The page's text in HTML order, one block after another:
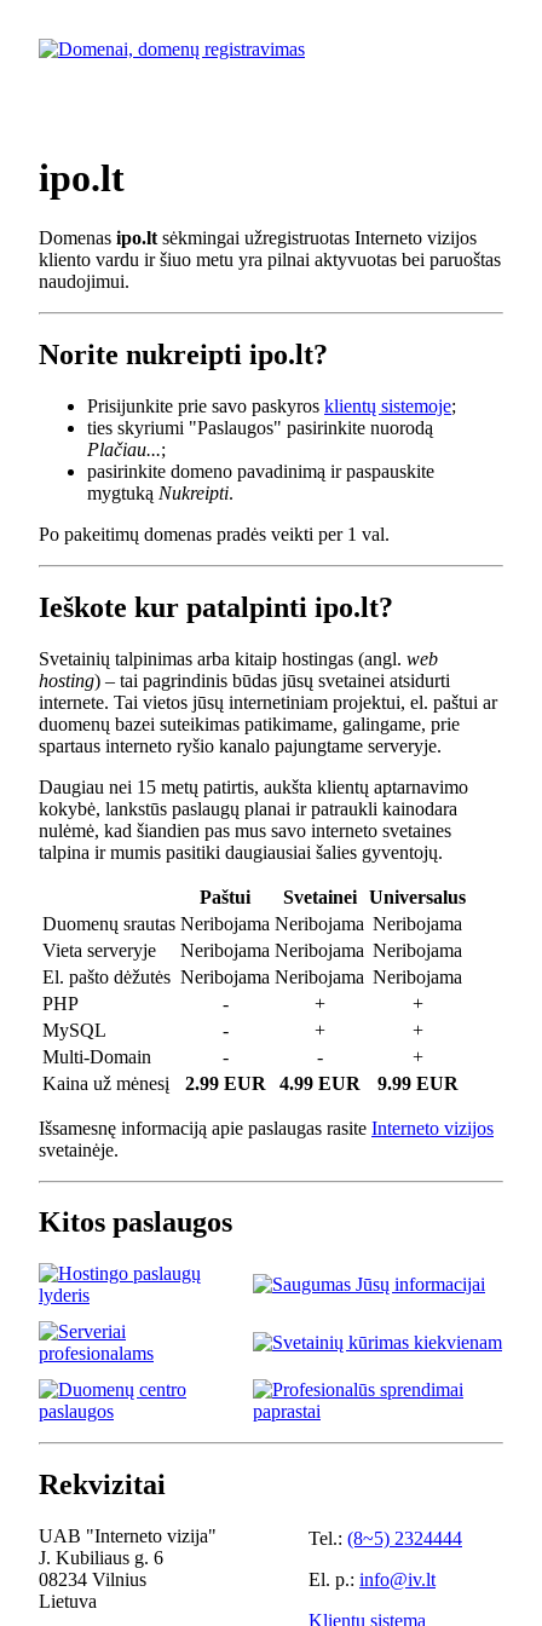
ipo.lt
Domenas ipo.lt sėkmingai užregistruotas Interneto vizijos
kliento vardu ir šiuo metu yra pilnai aktyvuotas bei paruoštas
naudojimui.
Norite nukreipti ipo.lt?
Prisijunkite prie savo paskyros klientų sistemoje;
ties skyriumi "Paslaugos" pasirinkite nuorodą
Plačiau...;
pasirinkite domeno pavadinimą ir paspauskite
mygtuką Nukreipti.
Po pakeitimų domenas pradės veikti per 1 val.
Ieškote kur patalpinti ipo.lt?
Svetainių talpinimas arba kitaip hostingas (angl. web
hosting) – tai pagrindinis būdas jūsų svetainei atsidurti
internete. Tai vietos jūsų internetiniam projektui, el. paštui ar
duomenų bazei suteikimas patikimame, galingame, prie
spartaus interneto ryšio kanalo pajungtame serveryje.
Daugiau nei 15 metų patirtis, aukšta klientų aptarnavimo
kokybė, lankstūs paslaugų planai ir patraukli kainodara
nulėmė, kad šiandien pas mus savo interneto svetaines
talpina ir mumis pasitiki daugiausiai šalies gyventojų.
Paštui Svetainei
Universalus
Duomenų srautas Neribojama Neribojama Neribojama
Vieta serveryje
Neribojama Neribojama Neribojama
El. pašto dėžutės Neribojama Neribojama Neribojama
PHP
- +
+
MySQL
- +
+
Multi-Domain
- -
+
Kaina už mėnesį
2.99 EUR 4.99 EUR 9.99 EUR
Išsamesnę informaciją apie paslaugas rasite Interneto vizijos
svetainėje.
Kitos paslaugos
Rekvizitai
UAB "Interneto vizija"
J. Kubiliaus g. 6
08234 Vilnius
Lietuva
Tel.: (8~5) 2324444
El. p.: info@iv.lt
Klientų sistema